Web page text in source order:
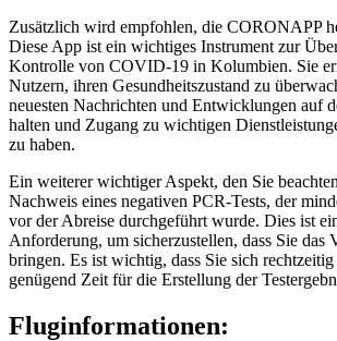
Zusätzlich wird empfohlen, die CORONAPP
Diese App ist ein wichtiges Instrument zur
Kontrolle von COVID-19 in Kolumbien. Sie
Nutzern, ihren Gesundheitszustand zu
neuesten Nachrichten und Entwicklungen auf
halten und Zugang zu wichtigen
zu haben.
Ein weiterer wichtiger Aspekt, den Sie
Nachweis eines negativen PCR-Tests, der
vor der Abreise durchgeführt wurde. Dies ist
Anforderung, um sicherzustellen, dass Sie das
bringen. Es ist wichtig, dass Sie sich rechtzeitig
genügend Zeit für die Erstellung der
Fluginformationen: